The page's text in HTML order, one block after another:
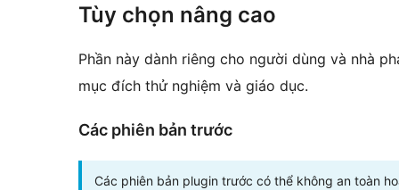
Tùy chọn nâng cao
Phần này dành riêng cho người dùng và nhà
mục đích thử nghiệm và giáo dục.
Các phiên bản trước
Các phiên bản plugin trước có thể không an toàn